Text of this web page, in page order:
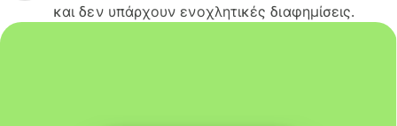
και δεν υπάρχουν ενοχλητικές διαφημίσεις.